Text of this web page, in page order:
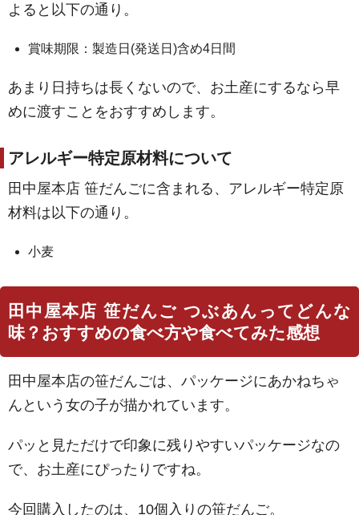
よると以下の通り。
賞味期限：製造日(発送日)含め4日間
あまり日持ちは長くないので、お土産にするなら早
めに渡すことをおすすめします。
アレルギー特定原材料について
田中屋本店 笹だんごに含まれる、アレルギー特定原
材料は以下の通り。
小麦
田中屋本店 笹だんご つぶあんってどんな
味？おすすめの食べ方や食べてみた感想
田中屋本店の笹だんごは、パッケージにあかねちゃ
んという女の子が描かれています。
パッと見ただけで印象に残りやすいパッケージなの
で、お土産にぴったりですね。
今回購入したのは、10個入りの笹だんご。